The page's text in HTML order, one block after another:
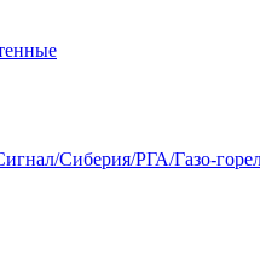
Сиберия/РГА/Газо-